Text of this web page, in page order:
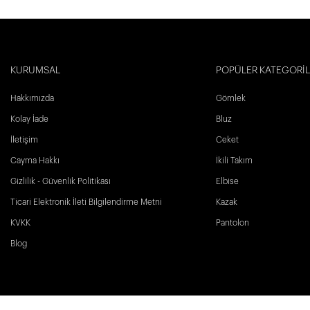
KURUMSAL
Hakkımızda
Kolay İade
İletişim
Cayma Hakkı
Gizlilik - Güvenlik Politikası
Ticari Elektronik İleti Bilgilendirme Metni
KVKK
Blog
POPÜLER
Gömlek
Bluz
Ceket
İkili Takım
Elbise
Kazak
Pantolon